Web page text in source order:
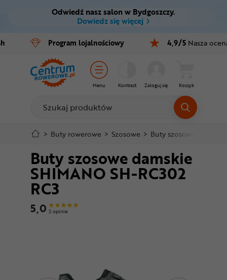
Ctrl M
Menu główne
Informacje o produkcie
Do koszyka
Szczegółowe informacje
Stopka
Odwiedź nasz salon w Bydgoszczy.
Dowiedz się więcej
Program lojalnościowy 4,9/5 Nasza
Menu Kontrast Zaloguj się Koszyk
Rowery
E-bike
Części
Akcesoria
Odzież
Kaski
Buty
Warsztat
Superoferta
> Buty rowerowe > Szosowe > Buty szosowe
Buty szosowe damskie
SHIMANO SH-RC302
RC3
5,0 2 opinie